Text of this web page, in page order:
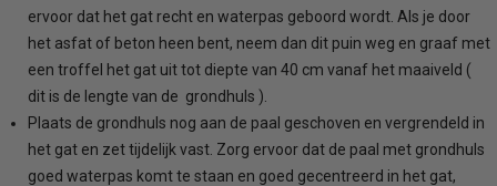
ervoor dat het gat recht en waterpas geboord wordt. Als je door
het asfat of beton heen bent, neem dan dit puin weg en graaf met
een troffel het gat uit tot diepte van 40 cm vanaf het maaiveld (
dit is de lengte van de grondhuls ).
Plaats de grondhuls nog aan de paal geschoven en vergrendeld in
het gat en zet tijdelijk vast. Zorg ervoor dat de paal met grondhuls
goed waterpas komt te staan en goed gecentreerd in het gat,